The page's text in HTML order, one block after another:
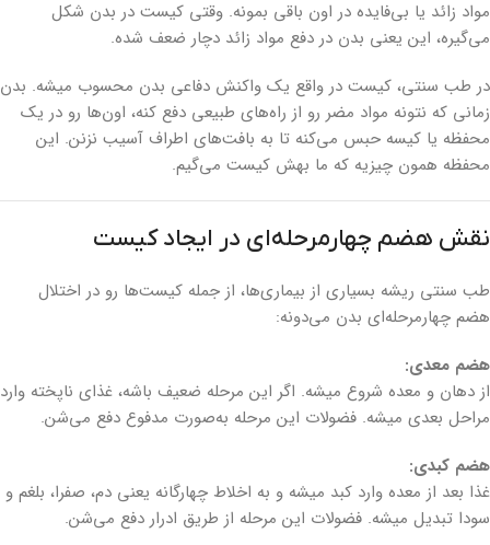
مواد زائد یا بی‌فایده در اون باقی بمونه. وقتی کیست در بدن شکل
می‌گیره، این یعنی بدن در دفع مواد زائد دچار ضعف شده.
در طب سنتی، کیست در واقع یک واکنش دفاعی بدن محسوب میشه. بدن
زمانی که نتونه مواد مضر رو از راه‌های طبیعی دفع کنه، اون‌ها رو در یک
محفظه یا کیسه حبس می‌کنه تا به بافت‌های اطراف آسیب نزنن. این
محفظه همون چیزیه که ما بهش کیست می‌گیم.
نقش هضم چهارمرحله‌ای در ایجاد کیست
طب سنتی ریشه بسیاری از بیماری‌ها، از جمله کیست‌ها رو در اختلال
هضم چهارمرحله‌ای بدن می‌دونه:
هضم معدی:
از دهان و معده شروع میشه. اگر این مرحله ضعیف باشه، غذای ناپخته وارد
مراحل بعدی میشه. فضولات این مرحله به‌صورت مدفوع دفع می‌شن.
هضم کبدی:
غذا بعد از معده وارد کبد میشه و به اخلاط چهارگانه یعنی دم، صفرا، بلغم و
سودا تبدیل میشه. فضولات این مرحله از طریق ادرار دفع می‌شن.